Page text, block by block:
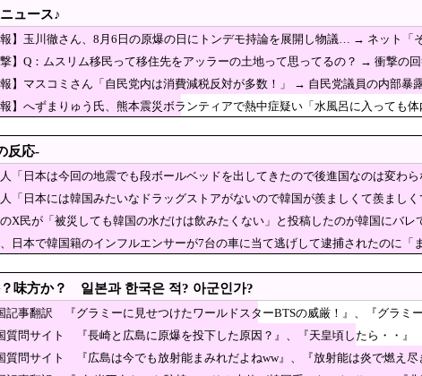
「韓国サッカー協会、W杯・五輪で複数回の性接待
」＝韓国の反応
の建築物のレベルをご覧ください・・・」
金与正氏 日本の巡航ミサイル試射に反発＝「軍事的対応」取る
名は「いのちの党」 略称は「いのち」
アメリカさぁ、調子乗ってるからお前らが頼ってる
節穴か？」と日米に見切りをつけた欧州投資家の選
して代わりに選んだのは……
ん「自民党内は消費減税反対が多数！」 → 自民党議員の内部暴露
料品の消費減税「天下の愚策だ」と批判
、会社車でバス専用車線を走行し罰金」→「たいしたことない」
上聴いたJ-POP、この5曲」
柱に衝突「居眠りをしてしまった」同乗していた県議を含め男女3人重傷 - 長野県駒
ュース♪
報】玉川徹さん、8月6日の原爆の日にトンデモ持論を展開し物議… → ネット
ｗｗｗｗｗ
撃】Q：ムスリム移民って移住先をアッラーの土地って思ってるの？ → 衝撃の
報】マスコミさん「自民党内は消費減税反対が多数！」 → 自民党議員の内部
報】へずまりゅう氏、熊本震災ボランティアで熱中症疑い「水風呂に入って
反応-
「日本は今回の地震でも段ボールベッドを出してきたので後進国なのは変わ
「日本には韓国みたいなドラッグストアがないので韓国が羨ましくて羨まし
のX民が「被災しても韓国の水だけは飲みたくない」と投稿したのが韓国にバレ
日本で韓国籍のインフルエンサーが7台の車に当て逃げして逮捕されたのに「
？味方か？ 일본과 한국은 적? 아군인가?
記事翻訳 『グラミーに見せつけたワールドスターBTSの威厳！』、『グラミ
質問サイト 『長崎と広島に原爆を投下した原因？』、『天皇頃したら・・』
質問サイト 『広島は今でも放射能まみれだよねww』、『放射能は炎で燃え尽